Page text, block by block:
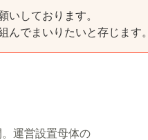
いしております。
んでまいりたいと存じます。
運営設置母体の